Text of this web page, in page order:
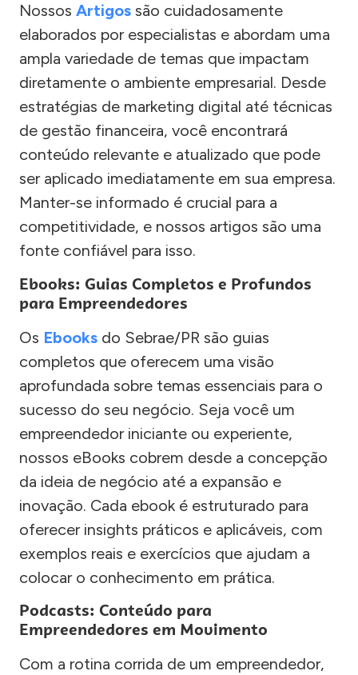
Nossos Artigos são cuidadosamente
elaborados por especialistas e abordam uma
ampla variedade de temas que impactam
diretamente o ambiente empresarial. Desde
estratégias de marketing digital até técnicas
de gestão financeira, você encontrará
conteúdo relevante e atualizado que pode
ser aplicado imediatamente em sua empresa.
Manter-se informado é crucial para a
competitividade, e nossos artigos são uma
fonte confiável para isso.
Ebooks: Guias Completos e Profundos
para Empreendedores
Os Ebooks do Sebrae/PR são guias
completos que oferecem uma visão
aprofundada sobre temas essenciais para o
sucesso do seu negócio. Seja você um
empreendedor iniciante ou experiente,
nossos eBooks cobrem desde a concepção
da ideia de negócio até a expansão e
inovação. Cada ebook é estruturado para
oferecer insights práticos e aplicáveis, com
exemplos reais e exercícios que ajudam a
colocar o conhecimento em prática.
Podcasts: Conteúdo para
Empreendedores em Movimento
Com a rotina corrida de um empreendedor,